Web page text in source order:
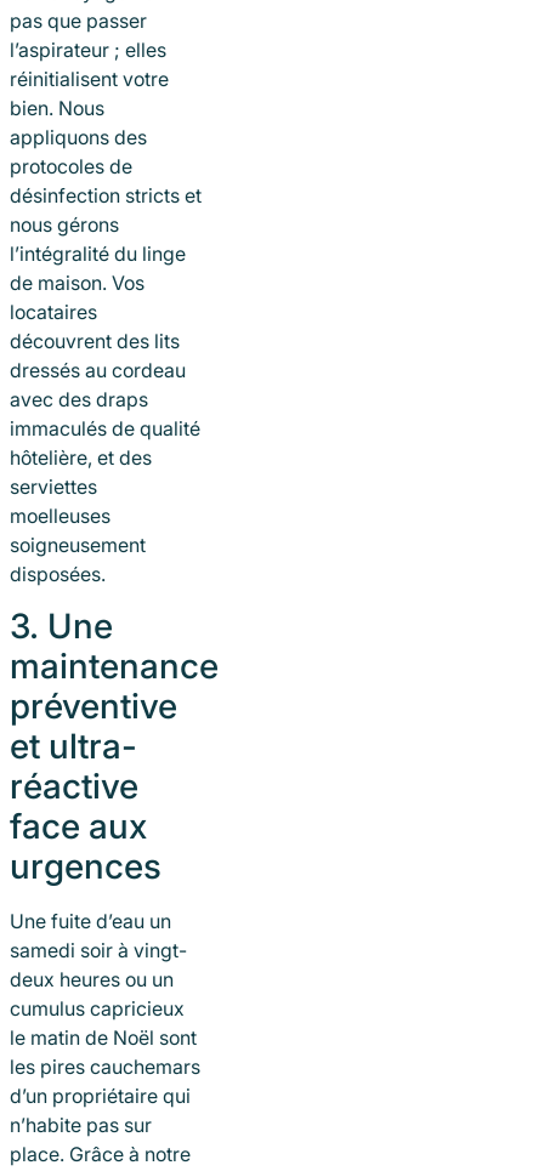
pas que passer
l’aspirateur ; elles
réinitialisent votre
bien. Nous
appliquons des
protocoles de
désinfection stricts et
nous gérons
l’intégralité du linge
de maison. Vos
locataires
découvrent des lits
dressés au cordeau
avec des draps
immaculés de qualité
hôtelière, et des
serviettes
moelleuses
soigneusement
disposées.
3. Une
maintenance
préventive
et ultra-
réactive
face aux
urgences
Une fuite d’eau un
samedi soir à vingt-
deux heures ou un
cumulus capricieux
le matin de Noël sont
les pires cauchemars
d’un propriétaire qui
n’habite pas sur
place. Grâce à notre